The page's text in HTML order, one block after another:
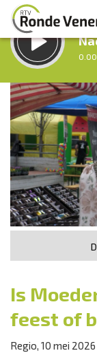
STRAKS:
Ochtendronde
7.00 - 12.00 uur
Vorig uur
Inklappen
Is
feest of
Regio, 10 mei